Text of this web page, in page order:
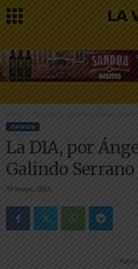
Inicio Opinión La DIA, por Ángel
OPINIÓN
La DIA, por
Galindo Serrano
19 mayo, 2025
--